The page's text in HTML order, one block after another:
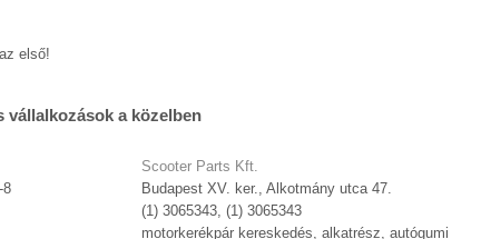
első!
vállalkozások a közelben
8
Scooter Parts Kft.
Budapest XV. ker., Alkotmány utca 47.
(1) 3065343, (1) 3065343
motorkerékpár kereskedés, alkatrész, autógumi